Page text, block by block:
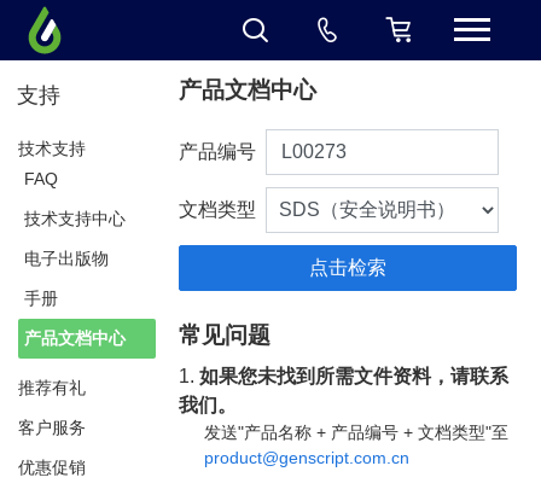
支持
技术支持
FAQ
技术支持中心
电子出版物
手册
产品文档中心
推荐有礼
客户服务
优惠促销
产品文档中心
产品编号
文档类型
常见问题
1.如果您未找到所需文件资料，请联系
我们。
发送"产品名称 + 产品编号 + 文档类型"至
product@genscript.com.cn